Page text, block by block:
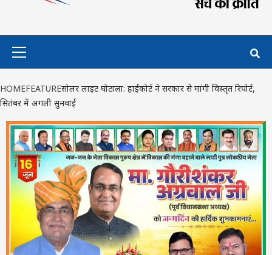
HOMEFEATUREसोलर लाइट घोटाला: हाईकोर्ट ने सरकार से मांगी विस्तृत रिपोर्ट,
सितंबर में अगली सुनवाई